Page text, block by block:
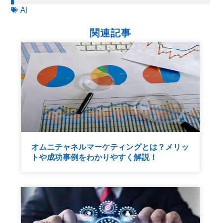
AI
関連記事
オムニチャネルマーケティングとは？メリッ
トや成功事例をわかりやすく解説！